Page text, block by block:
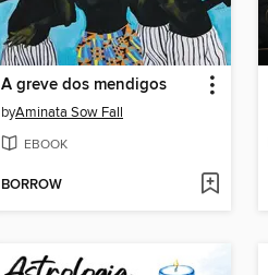
A greve dos mendigos
byAminata Sow Fall
EBOOK
BORROW